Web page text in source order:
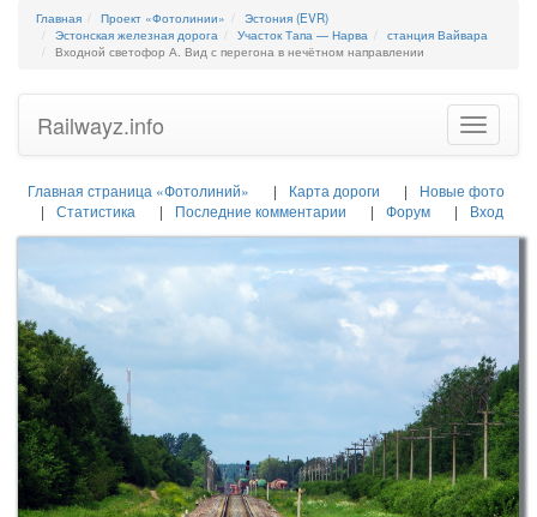
Главная Проект «Фотолинии»
Эстония (EVR)
Эстонская железная дорога
Участок Тапа — Нарва
станция Вайвара
Входной светофор А. Вид с перегона в нечётном направлении
Toggle
Railwayz.info
Главная страница «Фотолиний» Карта дороги
Новые фото
Статистика
Последние комментарии Форум Вход